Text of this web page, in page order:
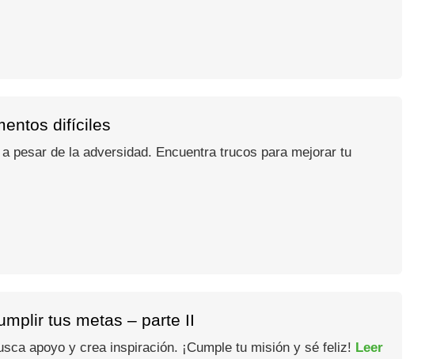
difíciles
pesar de la adversidad. Encuentra trucos para mejorar tu
tus metas – parte II
apoyo y crea inspiración. ¡Cumple tu misión y sé feliz! Leer